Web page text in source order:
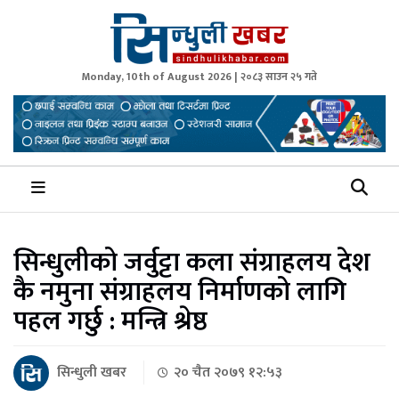
Sindhuli Khabar
News from Sindhuli Nepal
Monday, 10th of August 2026 | २०८३ साउन २५ गते
सिन्धुलीको जर्वुट्टा कला संग्राहलय देश
कै नमुना संग्राहलय निर्माणको लागि
पहल गर्छु : मन्त्रि श्रेष्ठ
सिन्धुली खबर २० चैत २०७९ १२:५३